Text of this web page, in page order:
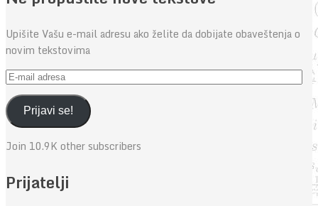
Upišite Vašu e-mail adresu ako želite da dobijate obaveštenja o
novim tekstovima
E-
mail
adresaPrijavi se!
Join 10.9K other subscribers
Prijatelji